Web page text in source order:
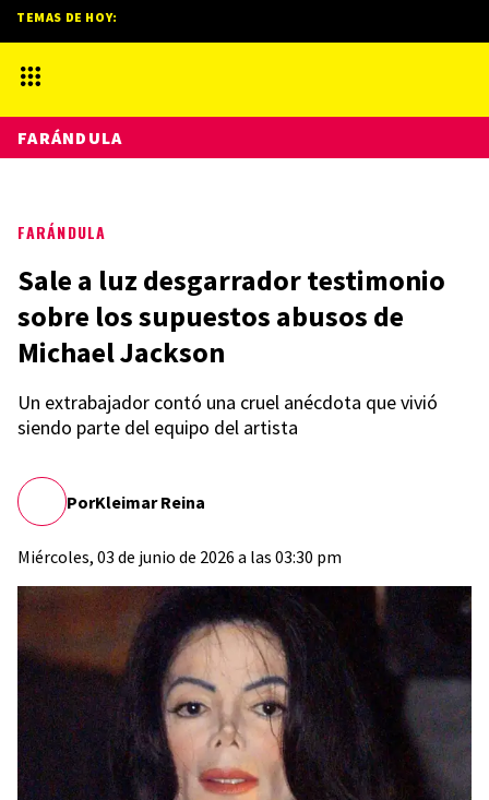
FARÁNDULA
Sale a luz desgarrador testimonio
sobre los supuestos abusos de
Michael Jackson
Un extrabajador contó una cruel anécdota que vivió
siendo parte del equipo del artista
PorKleimar Reina
Miércoles, 03 de junio de 2026 a las 03:30 pm
TEMAS DE HOY:
FARÁNDULA